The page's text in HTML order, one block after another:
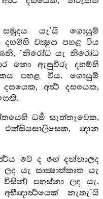
යැ’යි ගොයුම්
චක්‍ෂුස පහළ විය
‘නිරෝධ යැ නිරෝධ
නො ඇසුවිරූ දහම්හි
පහළ විය. ගොයුම්
අර්‍ත්‍ථ දසයෙක,
ධර්‍ම සැත්තෑවෙක,
ඥාන
වේ ද හේ දන්නාලද
යැ සාක්‍ෂාත්කෘත යැ
විසින්) පහස්නා ලද යැ.
නැතැ’යි